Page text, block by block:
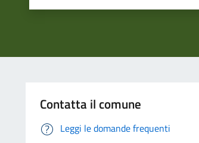
Contatta il comune
Leggi le domande frequenti